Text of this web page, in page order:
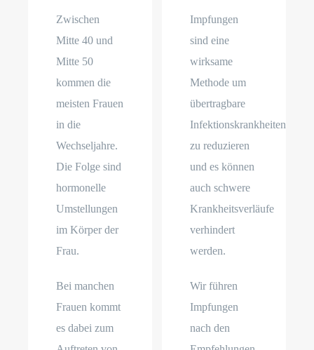
Zwischen
Mitte 40 und
Mitte 50
kommen die
meisten Frauen
in die
Wechseljahre.
Die Folge sind
hormonelle
Umstellungen
im Körper der
Frau.
Bei manchen
Frauen kommt
es dabei zum
Impfungen
sind eine
wirksame
Methode um
übertragbare
Infektionskrankheiten
zu reduzieren
und es können
auch schwere
Krankheitsverläufe
verhindert
werden.
Wir führen
Impfungen
nach den